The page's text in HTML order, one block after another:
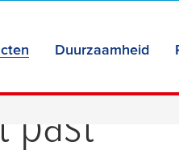
Duurzaamheid
past